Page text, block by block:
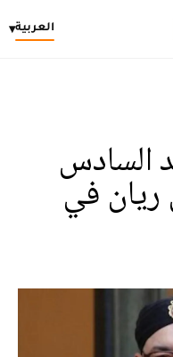
العربية▾
السادس
ريان في